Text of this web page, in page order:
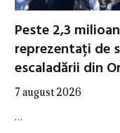
Peste 2,3
reprezentați de
escaladării din
7 august 2026
…